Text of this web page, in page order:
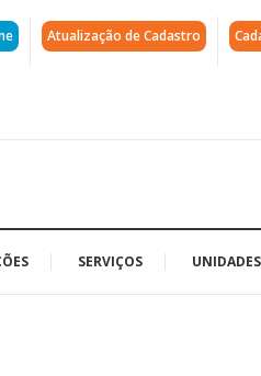
Atualização de Cadastro
SERVIÇOS